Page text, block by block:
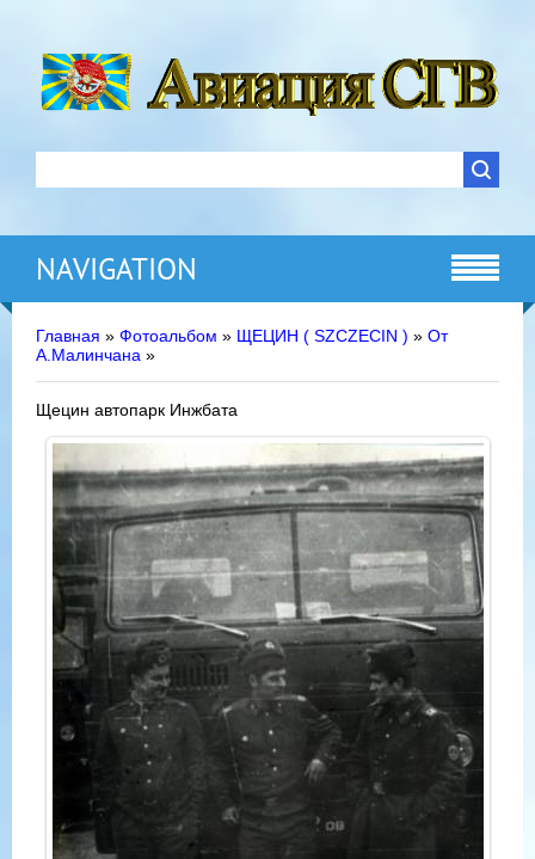
NAVIGATION
Главная » Фотоальбом » ЩЕЦИН ( SZCZECIN ) » От
А.Малинчана »
Щецин автопарк Инжбата